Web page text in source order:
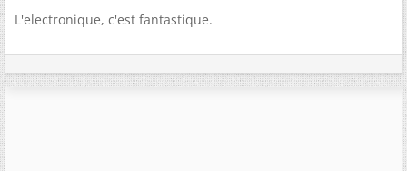
L'electronique, c'est fantastique.